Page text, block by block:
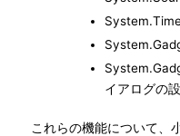
イアログの
これらの機能について、